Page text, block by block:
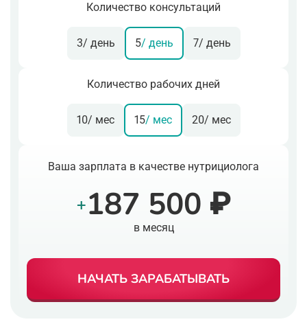
Количество консультаций
3/ день 5/ день 7/ день
Количество рабочих дней
10/ мес 15/ мес 20/ мес
Ваша зарплата в качестве нутрициолога
+187 500 ₽
в месяц
НАЧАТЬ ЗАРАБАТЫВАТЬ